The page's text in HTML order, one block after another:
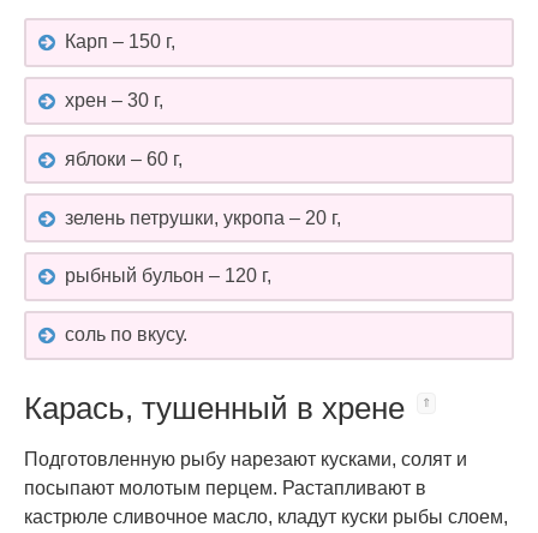
Карп – 150 г,
хрен – 30 г,
яблоки – 60 г,
зелень петрушки, укропа – 20 г,
рыбный бульон – 120 г,
соль по вкусу.
Карась, тушенный в хрене
Подготовленную рыбу нарезают кусками, солят и
посыпают молотым перцем. Растапливают в
кастрюле сливочное масло, кладут куски рыбы слоем,